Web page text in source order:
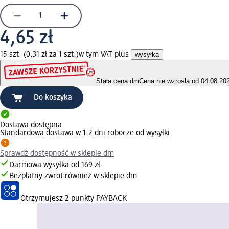
4,65 zł
15 szt. (0,31 zł za 1 szt.)w tym VAT plus wysyłka
Stała cena dmCena nie wzrosła od
Do koszyka
Dostawa dostępna
Standardowa dostawa w 1-2 dni robocze od wysyłki
Sprawdź dostępność w sklepie dm
Darmowa wysyłka od 169 zł
Bezpłatny zwrot również w sklepie dm
Otrzymujesz 2 punkty PAYBACK